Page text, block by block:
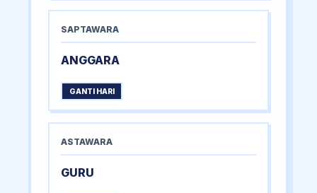
SAPTAWARA
ANGGARA
GANTI HARI
ASTAWARA
GURU